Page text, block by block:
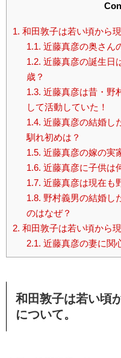
1. 和田敦子は若い頃から
1.1. 近藤真彦の奥さん
1.2. 近藤真彦の誕生日
歳？
1.3. 近藤真彦は昔・野
して活動していた！
1.4. 近藤真彦の結婚し
馴れ初めは？
1.5. 近藤真彦の嫁の実
1.6. 近藤真彦に子供は
1.7. 近藤真彦は現在も
1.8. 野村義男の結婚し
のはなぜ？
2. 和田敦子は若い頃から
2.1. 近藤真彦の妻に関
和田敦子は若い頃
について。